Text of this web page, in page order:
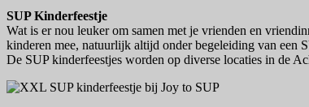
SUP Kinderfeestje
Wat is er nou leuker om samen met je vrienden en
kinderen mee, natuurlijk altijd onder begeleiding van een
De SUP kinderfeestjes worden op diverse locaties in de